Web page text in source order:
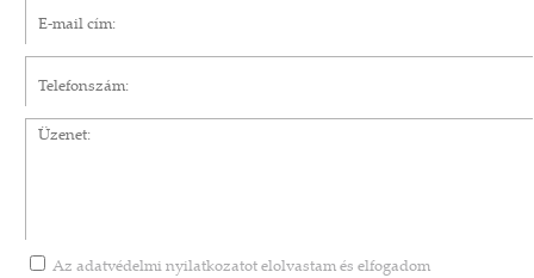
Üzenet
Az adatvédelmi nyilatkozatot elolvastam és elfogadom